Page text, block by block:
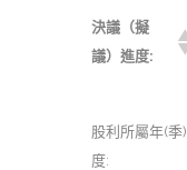
決議（擬
議）進度:
股利所屬年(季)
度: